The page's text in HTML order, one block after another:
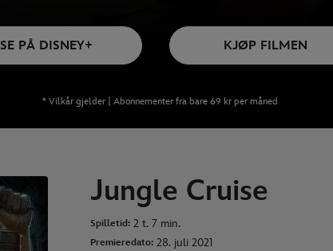
SE PÅ DISNEY+ KJØP FILMEN
* Vilkår gjelder | Abonnementer fra bare 69 kr per måned
Jungle Cruise
Spilletid: 2 t. 7 min.
Premieredato: 28. juli 2021